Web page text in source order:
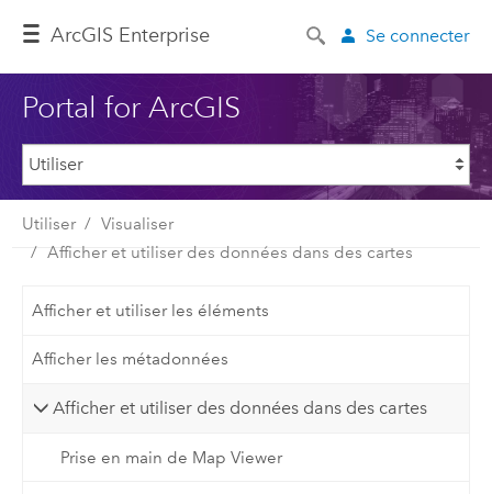
ArcGIS Enterprise Se connecter
Portal for ArcGIS
Utiliser
Visualiser
Afficher et utiliser des données dans des cartes
Afficher et utiliser les éléments
Afficher les métadonnées
Afficher et utiliser des données dans des cartes
Prise en main de Map Viewer